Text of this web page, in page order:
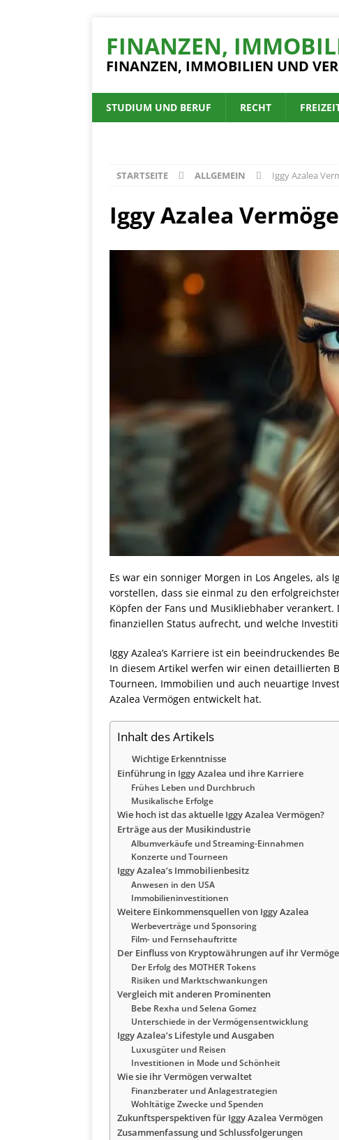
FINANZEN,
FINANZEN, IMMOBILIEN UND
STUDIUM UND BERUF RECHT
STARTSEITE ALLGEMEIN Iggy Azalea
Iggy Azalea
Es war ein sonniger Morgen in Los Angeles,
vorstellen, dass sie einmal zu den
Köpfen der Fans und Musikliebhaber
finanziellen Status aufrecht, und welche
Iggy Azalea’s Karriere ist ein
In diesem Artikel werfen wir einen detaillierten
Tourneen, Immobilien und auch neuartige
Azalea Vermögen entwickelt hat.
Inhalt des Artikels
Wichtige Erkenntnisse
Einführung in Iggy Azalea und ihre Karriere
Frühes Leben und Durchbruch
Musikalische Erfolge
Wie hoch ist das aktuelle Iggy Azalea Vermögen?
Erträge aus der Musikindustrie
Albumverkäufe und Streaming-Einnahmen
Konzerte und Tourneen
Iggy Azalea’s Immobilienbesitz
Anwesen in den USA
Immobilieninvestitionen
Weitere Einkommensquellen von Iggy Azalea
Werbeverträge und Sponsoring
Film- und Fernsehauftritte
Der Einfluss von Kryptowährungen auf ihr
Der Erfolg des MOTHER Tokens
Risiken und Marktschwankungen
Vergleich mit anderen Prominenten
Bebe Rexha und Selena Gomez
Unterschiede in der Vermögensentwicklung
Iggy Azalea’s Lifestyle und Ausgaben
Luxusgüter und Reisen
Investitionen in Mode und Schönheit
Wie sie ihr Vermögen verwaltet
Finanzberater und Anlagestrategien
Wohltätige Zwecke und Spenden
Zukunftsperspektiven für Iggy Azalea Vermögen
Zusammenfassung und Schlussfolgerungen